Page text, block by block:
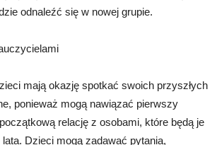
odnaleźć się w nowej grupie.
mają okazję spotkać swoich przyszłych
ponieważ mogą nawiązać pierwszy
relację z osobami, które będą je
Dzieci mogą zadawać pytania,